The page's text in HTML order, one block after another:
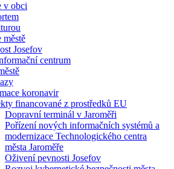
v obci
městě
Josefov
centrum
koronavir
financované z prostředků EU
Dopravní terminál v Jaroměři
Pořízení nových informačních systémů a
modernizace Technologického centra
města Jaroměře
Oživení pevnosti Josefov